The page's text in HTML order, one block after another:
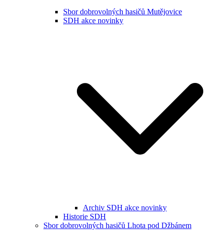
Sbor dobrovolných hasičů Mutějovice
SDH akce novinky
Archiv SDH akce novinky
Historie SDH
Sbor dobrovolných hasičů Lhota pod Džbánem